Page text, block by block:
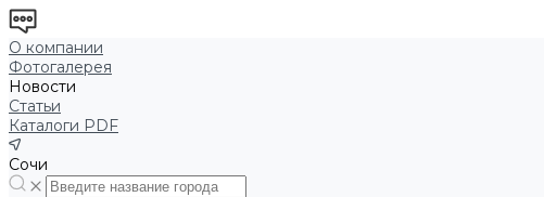
О компании
Фотогалерея
Новости
Статьи
Каталоги PDF
Сочи